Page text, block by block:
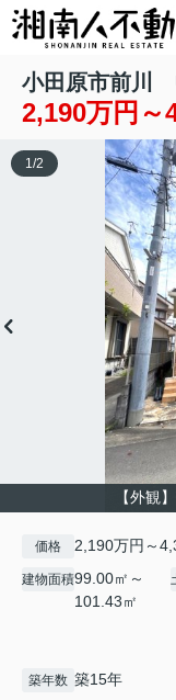
小田原市前川
2,190万円～
【外観
1/2
価格 2,190万円～
建物面積99.00㎡～
101.43㎡
築年数 築15年